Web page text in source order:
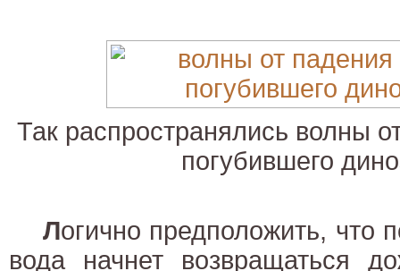
Так распространялись волны
погубившего
Логично предположить, что
вода начнет возвращаться